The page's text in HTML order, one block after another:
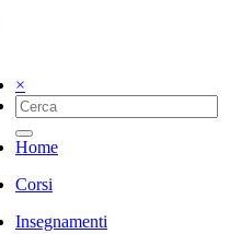
×
Home
Corsi
Insegnamenti